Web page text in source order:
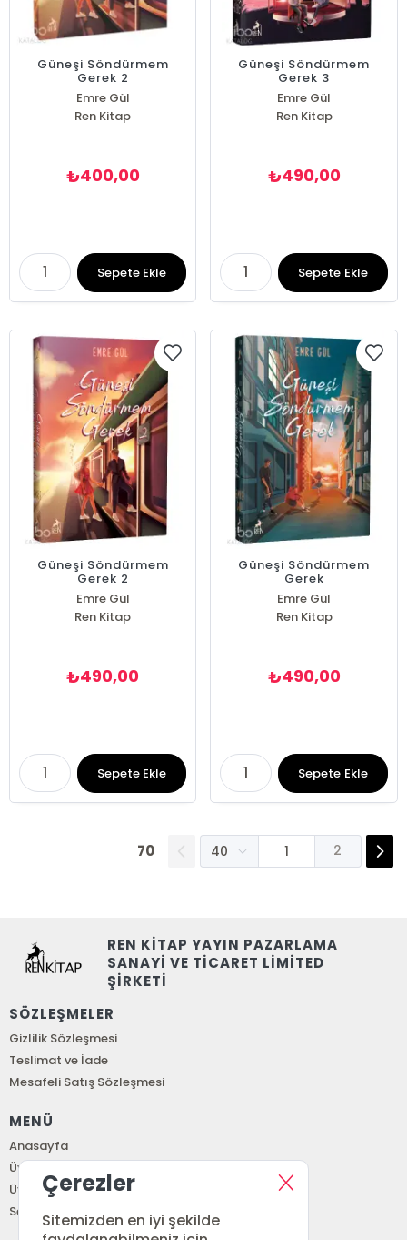
Güneşi Söndürmem
Gerek 2
Emre Gül
Ren Kitap
₺400,00
Sepete Ekle
Güneşi Söndürmem
Gerek 3
Emre Gül
Ren Kitap
₺490,00
Sepete Ekle
Güneşi Söndürmem
Gerek 2
Emre Gül
Ren Kitap
₺490,00
Sepete Ekle
Güneşi Söndürmem
Gerek
Emre Gül
Ren Kitap
₺490,00
Sepete Ekle
70 2
REN KİTAP YAYIN PAZARLAMA
SANAYİ VE TİCARET LİMİTED
ŞİRKETİ
SÖZLEŞMELER
Gizlilik Sözleşmesi
Teslimat ve İade
Mesafeli Satış Sözleşmesi
MENÜ
Anasayfa
Üye Girişi
Üye Ol
Sepetim
Çerezler
Sitemizden en iyi şekilde